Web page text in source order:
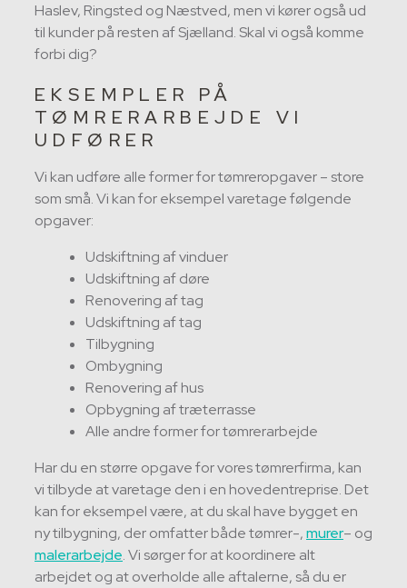
Haslev, Ringsted og Næstved, men vi kører også ud
til kunder på resten af Sjælland. Skal vi også komme
forbi dig?
EKSEMPLER PÅ
TØMRERARBEJDE VI
UDFØRER
Vi kan udføre alle former for tømreropgaver – store
som små. Vi kan for eksempel varetage følgende
opgaver:
Udskiftning af vinduer
Udskiftning af døre
Renovering af tag
Udskiftning af tag
Tilbygning
Ombygning
Renovering af hus
Opbygning af træterrasse
Alle andre former for tømrerarbejde
Har du en større opgave for vores tømrerfirma, kan
vi tilbyde at varetage den i en hovedentreprise. Det
kan for eksempel være, at du skal have bygget en
ny tilbygning, der omfatter både tømrer-,murer– og
malerarbejde. Vi sørger for at koordinere alt
arbejdet og at overholde alle aftalerne, så du er